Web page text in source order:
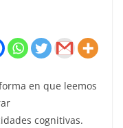
en que leemos
cognitivas.